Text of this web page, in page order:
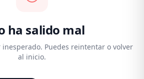
ha salido mal
Puedes reintentar o volver
al inicio.